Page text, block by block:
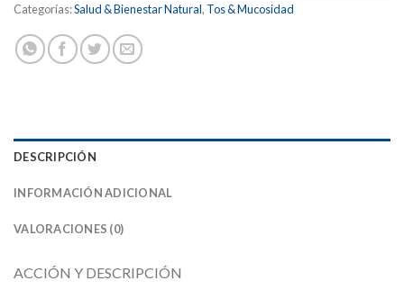
Categorías:Salud & Bienestar Natural, Tos & Mucosidad
DESCRIPCIÓN
INFORMACIÓN ADICIONAL
VALORACIONES (0)
ACCIÓN Y DESCRIPCIÓN